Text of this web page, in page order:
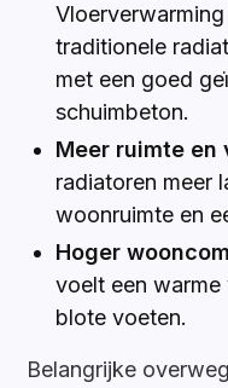
traditionele
met een goed
schuimbeton.
Meer ruimte
radiatoren meer
woonruimte en
Hoger
voelt een warme
blote voeten.
Belangrijke